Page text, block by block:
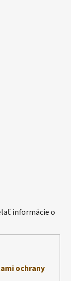
informácie o
ochrany